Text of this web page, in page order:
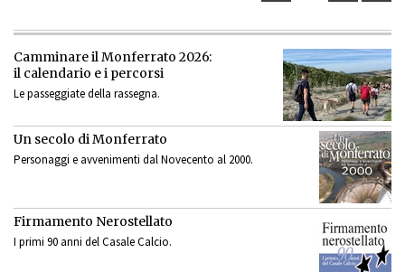
Camminare il Monferrato 2026:
il calendario e i percorsi
Le passeggiate della rassegna.
Un secolo di Monferrato
Personaggi e avvenimenti dal Novecento al 2000.
Firmamento Nerostellato
I primi 90 anni del Casale Calcio.